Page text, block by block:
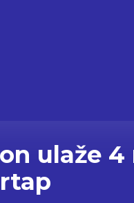
ulaže